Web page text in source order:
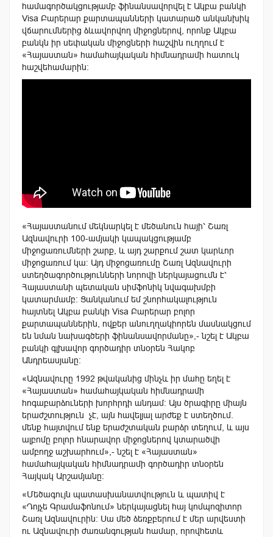
համագործակցությամբ ֆինանսավորվել է Ակբա բանկի
Visa Բարերար քարտապանների կատարած անկանխիկ
վճարումներից ձևավորվող միջոցներով, որոնք Ակբա
բանկն իր սեփական միջոցների հաշվին ուղղում է
«Հայաստան» համահայկական հիմնադրամի հատուկ
հաշվեհամարին։
«Հայաստանում մեկնարկել է մեծանուն հայի՝ Շառլ
Ազնավուրի 100-ամյակի կապակցությամբ
միջոցառումների շարք, և այդ շարքում շատ կարևոր
միջոցառում կա։ Այդ միջոցառումը Շառլ Ազնավուրի
ստեղծագործությունների նորովի ներկայացումն է՝
Հայաստանի պետական սիմֆոնիկ նվագախմբի
կատարմամբ։ Ցանկանում եմ շնորհակալություն
հայտնել Ակբա բանկի Visa Բարերար բոլոր
քարտապաններին, ովքեր անուղղակիորեն մասնակցում
են նման նախագծերի ֆինանսավորմանը»,- նշել է Ակբա
բանկի գլխավոր գործադիր տնօրեն Հակոբ
Անդրեասյանը։
«Ազնավուրը 1992 թվականից մինչև իր մահը եղել է
«Հայաստան» համահայկական հիմնադրամի
հոգաբարձուների խորհրդի անդամ։ Այս ծրագիրը միայն
երաժշտություն չէ, այն հավելյալ արժեք է ստեղծում.
մենք հայտվում ենք երաժշտական բարձր տեղում, և այս
ալբոմը բոլոր հնարավոր միջոցներով կտարածվի
ամբողջ աշխարհում»,- նշել է «Հայաստան»
համահայկական հիմնադրամի գործադիր տնօրեն
Հայկակ Արշամյանը։
«Մեծագույն պատասխանատվություն և պատիվ է
«Դոյչե Գրամաֆոնում» ներկայացնել հայ կոմպոզիտոր
Շառլ Ազնավուրին։ Սա մեծ ձեռքբերում է մեր արվեստի
ու Ազնավուրի ժառանգության համար, որովհետև